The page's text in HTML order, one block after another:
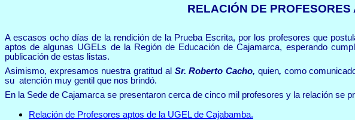
RELACIÓN DE
A escasos ocho días de la rendición de la Prueba Escrita, por los profesores que
aptos de algunas UGELs de la Región de Educación de Cajamarca, esperando
publicación de estas listas.
Asimismo, expresamos nuestra gratitud al Sr. Roberto Cacho, quien, como
su atención muy gentil que nos brindó.
En la Sede de Cajamarca se presentaron cerca de cinco mil profesores y la relación se
Relación de Profesores aptos de la UGEL de Cajabamba.